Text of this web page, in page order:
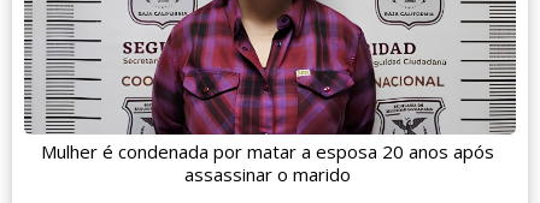
Mulher é condenada por matar a esposa 20 anos após
assassinar o marido